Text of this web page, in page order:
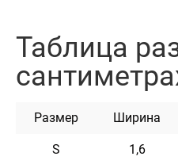
укомплектован
пряжкой с замком «Safe
Этот ошейник приятный
светоотражающих
Таблица
Размер Ширина
S 1,6